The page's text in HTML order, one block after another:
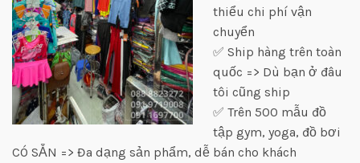
thiểu chi phí vận
chuyển
✅ Ship hàng trên toàn
quốc => Dù bạn ở đâu
tôi cũng ship
✅ Trên 500 mẫu đồ
tập gym, yoga, đồ bơi
CÓ SẴN => Đa dạng sản phẩm, dễ bán cho khách